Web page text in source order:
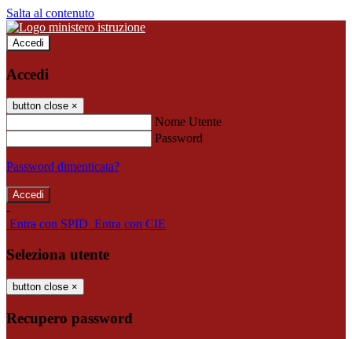
Salta al contenuto
Accedi
Accedi
button close ×
Nome Utente
Password
Password dimenticata?
-
Entra con SPID Entra con CIE
Seleziona utente
button close ×
Recupero password